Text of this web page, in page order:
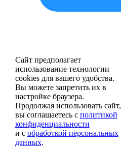
Сайт предполагает
использование технологии
cookies для вашего удобства.
Вы можете запретить их в
настройке браузера.
Продолжая использовать сайт,
вы соглашаетесь с политикой
конфиденциальности
и с обработкой персональных
данных.